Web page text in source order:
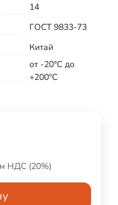
14
ГОСТ 9833-73
Китай
от -20°С до
+200°С
НДС (20%)